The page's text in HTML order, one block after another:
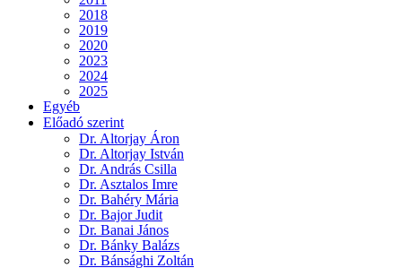
2018
2019
2020
2023
2024
2025
Egyéb
Előadó szerint
Dr. Altorjay Áron
Dr. Altorjay István
Dr. András Csilla
Dr. Asztalos Imre
Dr. Bahéry Mária
Dr. Bajor Judit
Dr. Banai János
Dr. Bánky Balázs
Dr. Bánsághi Zoltán